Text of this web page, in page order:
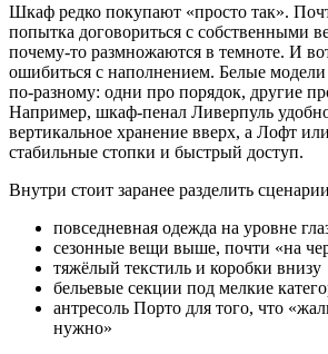
Шкаф редко покупают «просто так».
попытка договориться с собственными
почему-то размножаются в темноте. И
ошибиться с наполнением. Белые
по-разному: одни про порядок, другие
Например, шкаф-пенал Ливерпуль
вертикальное хранение вверх, а Лофт
стабильные стопки и быстрый доступ.
Внутри стоит заранее разделить
повседневная одежда на уровне
сезонные вещи выше, почти «на
тяжёлый текстиль и коробки внизу
бельевые секции под мелкие
антресоль Порто для того, что
нужно»